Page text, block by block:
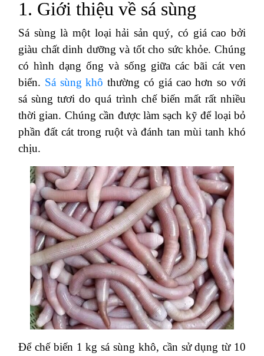
1. Giới thiệu về sá sùng
Sá sùng là một loại hải sản quý, có giá cao bởi
giàu chất dinh dưỡng và tốt cho sức khỏe. Chúng
có hình dạng ống và sống giữa các bãi cát ven
biển. Sá sùng khô thường có giá cao hơn so với
sá sùng tươi do quá trình chế biến mất rất nhiều
thời gian. Chúng cần được làm sạch kỹ để loại bỏ
phần đất cát trong ruột và đánh tan mùi tanh khó
chịu.
Để chế biến 1 kg sá sùng khô, cần sử dụng từ 10